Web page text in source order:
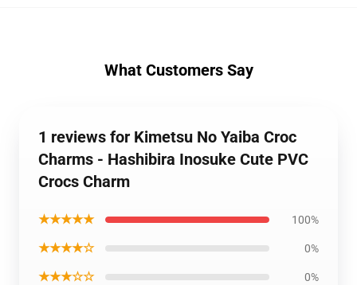
What Customers Say
1 reviews for Kimetsu No Yaiba Croc
Charms - Hashibira Inosuke Cute PVC
Crocs Charm
★★★★★ 100%
★★★★☆ 0%
★★★☆☆ 0%